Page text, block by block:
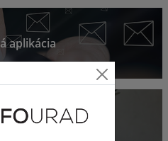
aplikácia
úrad